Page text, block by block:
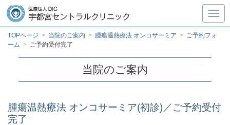
TOPページ > 当院のご案内 > 腫瘍温熱療法 オンコサーミア > ご予約フォ
ーム > ご予約受付完了
当院のご案内
腫瘍温熱療法 オンコサーミア(初診)／ご予約受付
完了